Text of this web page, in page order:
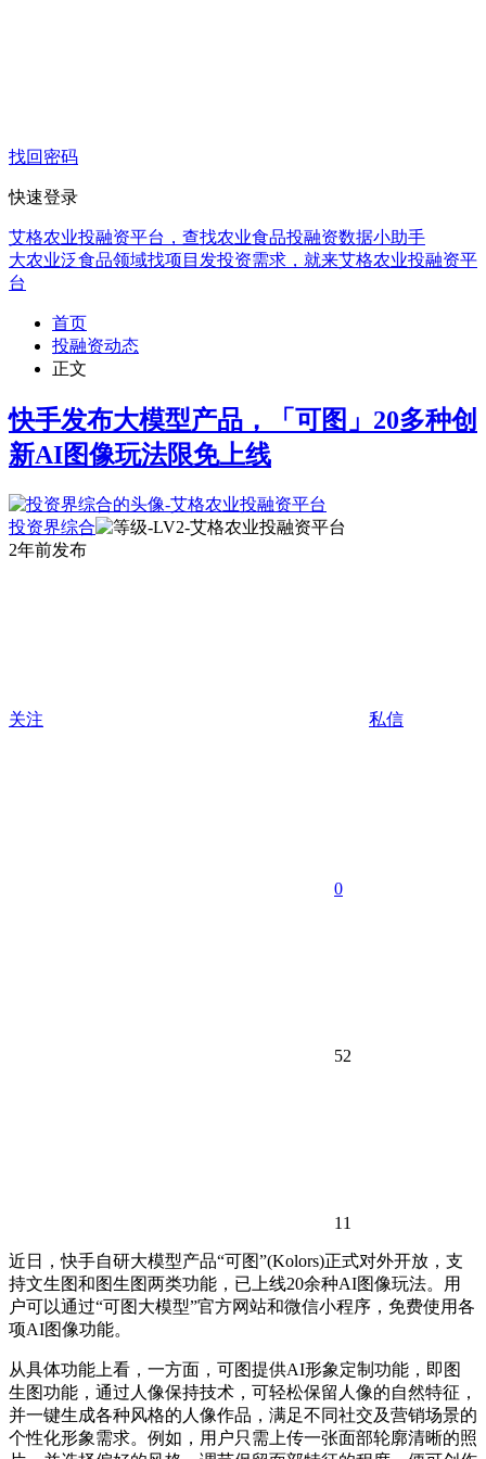
找回密码
快速登录
艾格农业投融资平台，查找农业食品投融资数据小助手
大农业泛食品领域找项目发投资需求，就来艾格农业投融资平
台
首页
投融资动态
正文
快手发布大模型产品，「可图」20多种创
新AI图像玩法限免上线
投资界综合
2年前发布
关注 私信
0
52
11
近日，快手自研大模型产品“可图”(Kolors)正式对外开放，支
持文生图和图生图两类功能，已上线20余种AI图像玩法。用
户可以通过“可图大模型”官方网站和微信小程序，免费使用各
项AI图像功能。
从具体功能上看，一方面，可图提供AI形象定制功能，即图
生图功能，通过人像保持技术，可轻松保留人像的自然特征，
并一键生成各种风格的人像作品，满足不同社交及营销场景的
个性化形象需求。例如，用户只需上传一张面部轮廓清晰的照